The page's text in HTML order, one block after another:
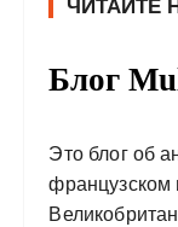
ЧИТАЙТЕ
Блог
Это блог об
французском